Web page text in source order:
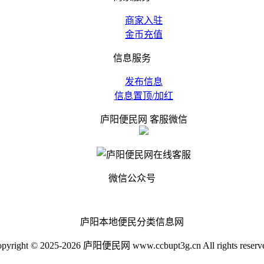
商家入驻
金币充值
信息服务
发布信息
信息置顶/加红
庐阳便民网 客服微信
微信公众号
庐阳本地便民分类信息网
© 2025-2026 庐阳便民网 www.ccbupt3g.cn All rights